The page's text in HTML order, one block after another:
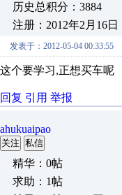
历史总积分：3884
注册：2012年2月16日
发表于：2012-05-04 00:33:55
这个要学习,正想买车呢
回复 引用 举报
ahukuaipao
关注 私信
精华：0帖
求助：1帖